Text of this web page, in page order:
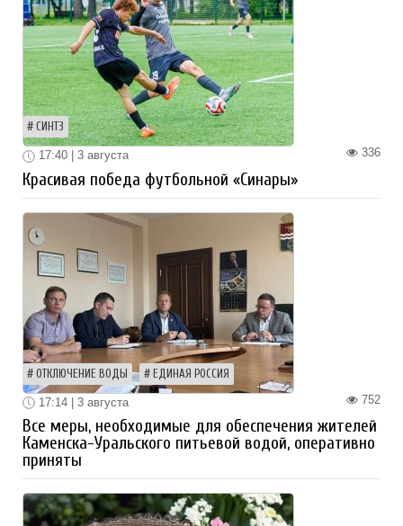
СИНТЗ
336
17:40 | 3 августа
Красивая победа футбольной «Синары»
ОТКЛЮЧЕНИЕ ВОДЫ ЕДИНАЯ РОССИЯ
752
17:14 | 3 августа
Все меры, необходимые для обеспечения жителей
Каменска-Уральского питьевой водой, оперативно
приняты